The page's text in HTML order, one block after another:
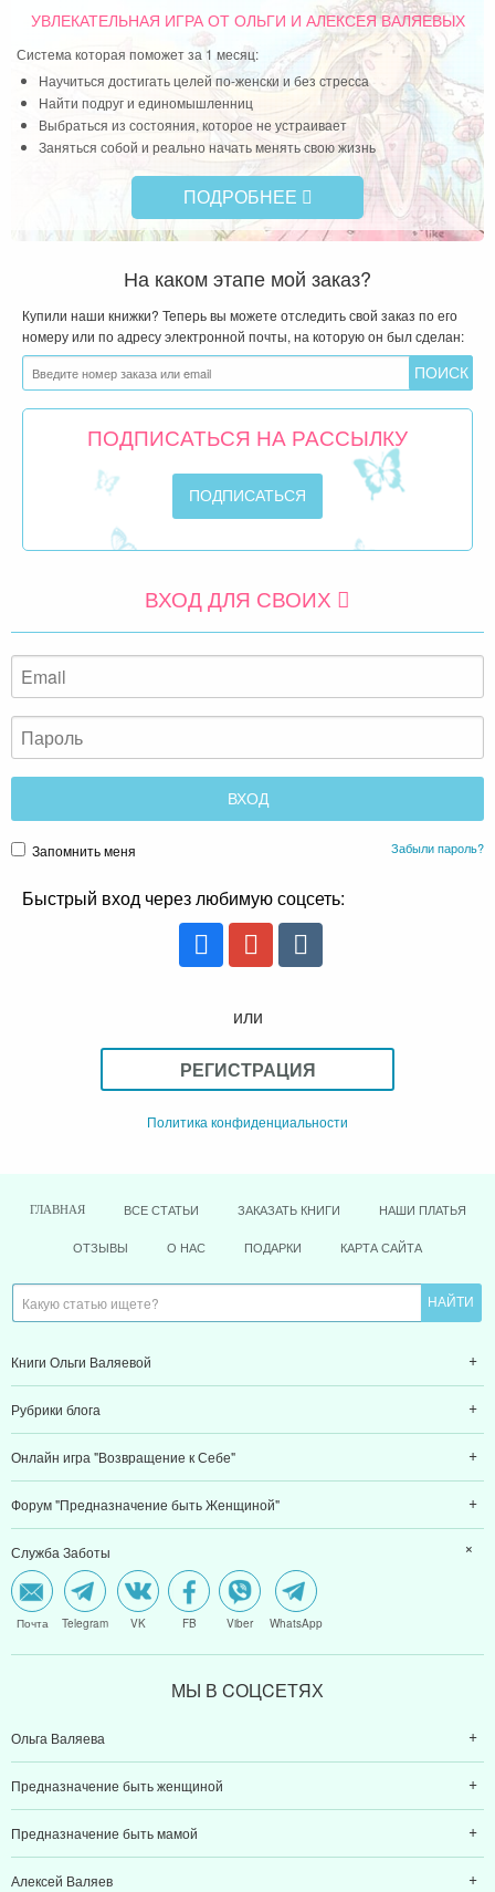
УВЛЕКАТЕЛЬНАЯ ИГРАОТ ОЛЬГИ И АЛЕКСЕЯ ВАЛЯЕВЫХ
Система которая поможет за 1 месяц:
Научиться достигать целей по-женски и без стресса
Найти подруг и единомышленниц
Выбраться из состояния, которое не устраивает
Заняться собой и реально начать менять свою жизнь
ПОДРОБНЕЕ
На каком этапе мой заказ?
Купили наши книжки? Теперь вы можете отследить свой заказ по его
номеру или по адресу электронной почты, на которую он был сделан:
ПОДПИСАТЬСЯ НА РАССЫЛКУ
ВХОД ДЛЯ СВОИХ
Запомнить меня Забыли пароль?
Быстрый вход через любимую соцсеть:
или
РЕГИСТРАЦИЯ
Политика конфиденциальности
ГЛАВНАЯ ВСЕ СТАТЬИ ЗАКАЗАТЬ КНИГИ НАШИ ПЛАТЬЯ
ОТЗЫВЫ О НАС ПОДАРКИ КАРТА САЙТА
Книги Ольги Валяевой
Рубрики блога
Онлайн игра "Возвращение к Себе"
Форум "Предназначение быть Женщиной"
Служба Заботы
Почта Telegram VK FB Viber WhatsApp
МЫ В CОЦCЕТЯХ
Ольга Валяева
Предназначение быть женщиной
Предназначение быть мамой
Алексей Валяев